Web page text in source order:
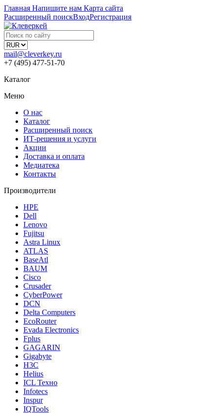
Главная Напишите нам Карта сайта
Расширенный поискВходРегистрация
mail@cleverkey.ru
+7 (495) 477-51-70
Каталог
Меню
О нас
Каталог
Расширенный поиск
ИТ-решения и услуги
Акции
Доставка и оплата
Медиатека
Контакты
Производители
HPE
Dell
Lenovo
Fujitsu
Astra Linux
ATLAS
BaseAtl
BAUM
Cisco
Crusader
CyberPower
DCN
Delta Computers
EcoRouter
Evada Electronics
Fplus
GAGARIN
Gigabyte
H3C
Helius
ICL Техно
Infotecs
Inspur
IQTools